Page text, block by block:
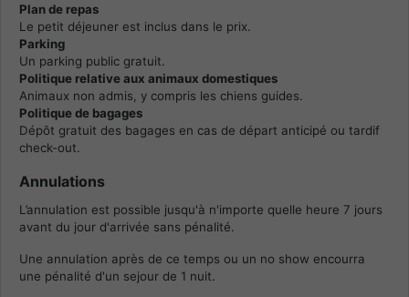
Plan de repas
Le petit déjeuner est inclus dans le prix.
Parking
Un parking public gratuit.
Politique relative aux animaux domestiques
Animaux non admis, y compris les chiens guides.
Politique de bagages
Dépôt gratuit des bagages en cas de départ anticipé ou tardif
check-out.
Annulations
L’annulation est possible jusqu'à n'importe quelle heure 7 jours
avant du jour d'arrivée sans pénalité.
Une annulation après de ce temps ou un no show encourra
une pénalité d'un sejour de 1 nuit.